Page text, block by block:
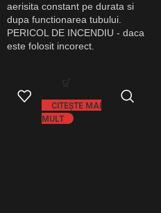
aerisita constant pe durata si
dupa functionarea tubului.
PERICOL DE INCENDIU - daca
este folosit incorect.
CITEȘTE MAI
MULT